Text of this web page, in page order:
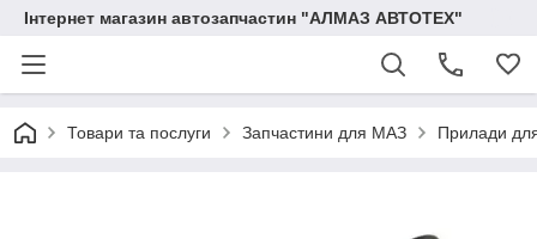
Інтернет магазин автозапчастин "АЛМАЗ АВТОТЕХ"
Товари та послуги Запчастини для МАЗ Прилади